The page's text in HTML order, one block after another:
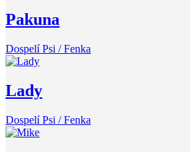
Pakuna
Dospelí Psi / Fenka
Lady
Dospelí Psi / Fenka